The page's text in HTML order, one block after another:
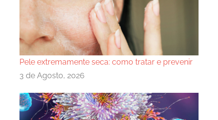
Pele extremamente seca: como tratar e prevenir
3 de Agosto, 2026